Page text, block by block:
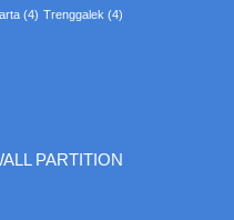
(4) Trenggalek (4)
PARTITION